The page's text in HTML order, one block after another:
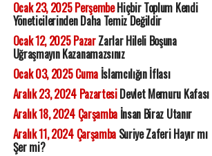
Ocak 23, 2025 PerşembeHiçbir Toplum Kendi
Yöneticilerinden Daha Temiz Değildir
Ocak 12, 2025 PazarZarlar Hileli Boşuna
Uğraşmayın Kazanamazsınız
Ocak 03, 2025 Cumaİslamcılığın İflası
Aralık 23, 2024 PazartesiDevlet Memuru Kafası
Aralık 18, 2024 Çarşambaİnsan Biraz Utanır
Aralık 11, 2024 ÇarşambaSuriye Zaferi Hayır mı
Şer mi?